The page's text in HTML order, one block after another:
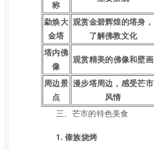
称
勐焕大
金塔
观赏金碧辉煌的塔身，
了解佛教文化
塔内佛
像
观赏精美的佛像和壁画
周边景
点
漫步塔周边，感受芒市
风情
三、芒市的特色美食
1. 傣族烧烤